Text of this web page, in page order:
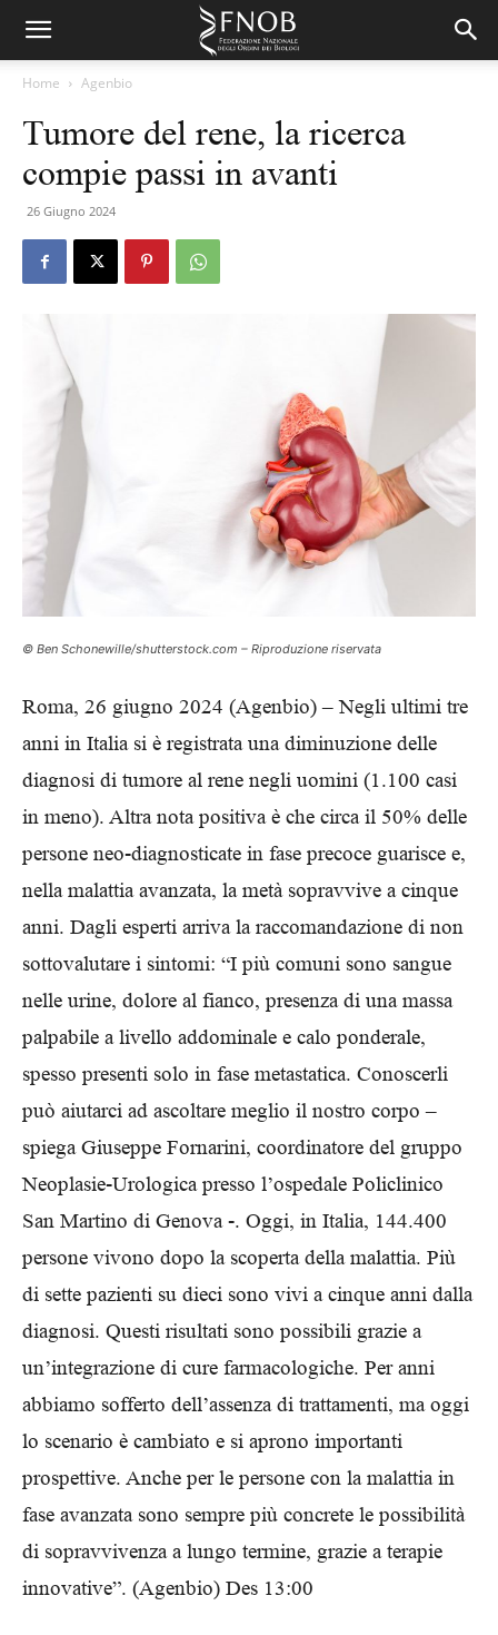
Home Agenbio
Tumore del rene, la ricerca
compie passi in avanti
26 Giugno 2024
© Ben Schonewille/shutterstock.com – Riproduzione riservata
Roma, 26 giugno 2024 (Agenbio) – Negli ultimi tre
anni in Italia si è registrata una diminuzione delle
diagnosi di tumore al rene negli uomini (1.100 casi
in meno). Altra nota positiva è che circa il 50% delle
persone neo-diagnosticate in fase precoce guarisce e,
nella malattia avanzata, la metà sopravvive a cinque
anni. Dagli esperti arriva la raccomandazione di non
sottovalutare i sintomi: “I più comuni sono sangue
nelle urine, dolore al fianco, presenza di una massa
palpabile a livello addominale e calo ponderale,
spesso presenti solo in fase metastatica. Conoscerli
può aiutarci ad ascoltare meglio il nostro corpo –
spiega Giuseppe Fornarini, coordinatore del gruppo
Neoplasie-Urologica presso l’ospedale Policlinico
San Martino di Genova -. Oggi, in Italia, 144.400
persone vivono dopo la scoperta della malattia. Più
di sette pazienti su dieci sono vivi a cinque anni dalla
diagnosi. Questi risultati sono possibili grazie a
un’integrazione di cure farmacologiche. Per anni
abbiamo sofferto dell’assenza di trattamenti, ma oggi
lo scenario è cambiato e si aprono importanti
prospettive. Anche per le persone con la malattia in
fase avanzata sono sempre più concrete le possibilità
di sopravvivenza a lungo termine, grazie a terapie
innovative”. (Agenbio) Des 13:00